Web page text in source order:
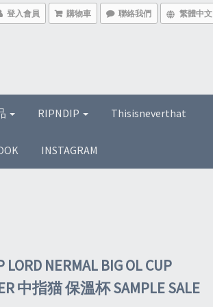
登入會員 購物車 聯絡我們 繁體中文
RIPNDIP Thisisneverthat
INSTAGRAM
LORD NERMAL BIG OL CUP
中指猫 保溫杯 SAMPLE SALE